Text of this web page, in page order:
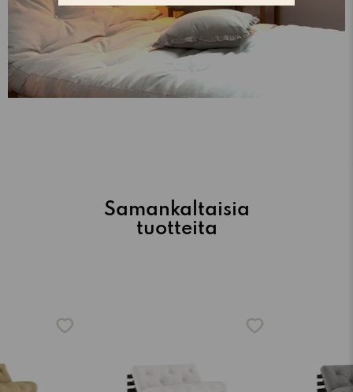
Samankaltaisia
tuotteita